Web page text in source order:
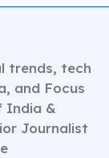
trends, tech
and Focus
India &
Journalist